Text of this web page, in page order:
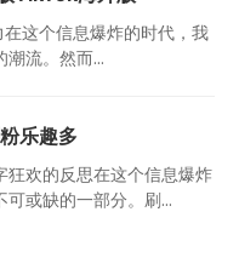
这个信息爆炸的时代，我
流。然而...
乐趣多
欢的反思在这个信息爆炸
或缺的一部分。刷...